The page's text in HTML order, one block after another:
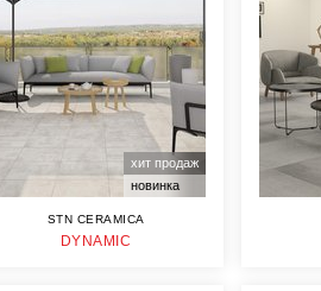
хит продаж
новинка
STN CERAMICA
DYNAMIC